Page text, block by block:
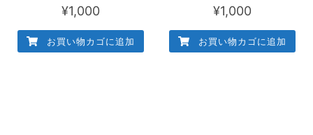
¥1,000
お買い物カゴに追加
¥1,000
お買い物カゴに追加